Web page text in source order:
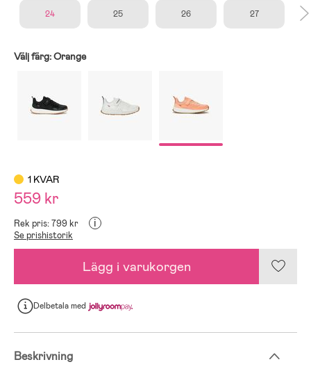
24 25 26 27
Välj färg:Orange
1 KVAR
559 kr
Rek pris: 799 kr i
Se prishistorik
Lägg i varukorgen
Delbetalamed
Beskrivning